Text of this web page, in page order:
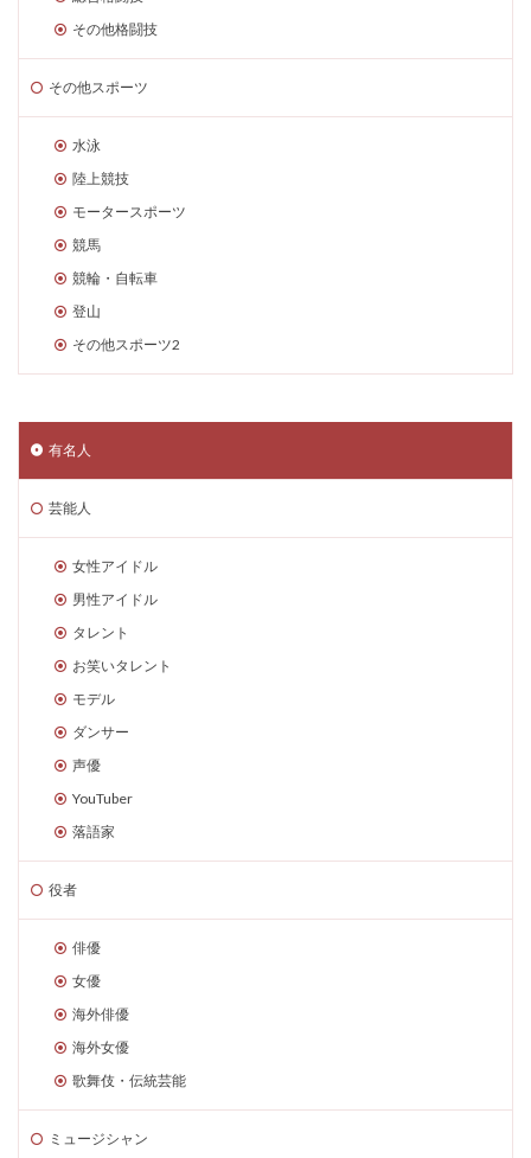
その他格闘技
その他スポーツ
水泳
陸上競技
モータースポーツ
競馬
競輪・自転車
登山
その他スポーツ2
有名人
芸能人
女性アイドル
男性アイドル
タレント
お笑いタレント
モデル
ダンサー
声優
YouTuber
落語家
役者
俳優
女優
海外俳優
海外女優
歌舞伎・伝統芸能
ミュージシャン